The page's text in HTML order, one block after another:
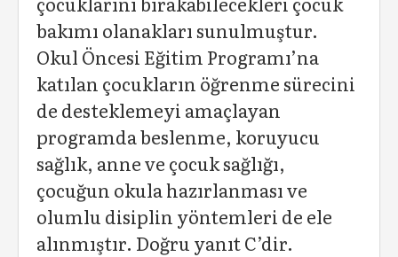
bakımı olanakları sunulmuştur.
Okul Öncesi Eğitim Programı’na
katılan çocukların öğrenme sürecini
de desteklemeyi amaçlayan
programda beslenme, koruyucu
sağlık, anne ve çocuk sağlığı,
çocuğun okula hazırlanması ve
olumlu disiplin yöntemleri de ele
alınmıştır. Doğru yanıt C’dir.